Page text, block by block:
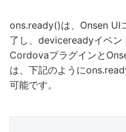
ons.ready()は、Onsen UI
了し、devicereadyイベン
Cordovaプラグインと
は、下記のように
可能です。